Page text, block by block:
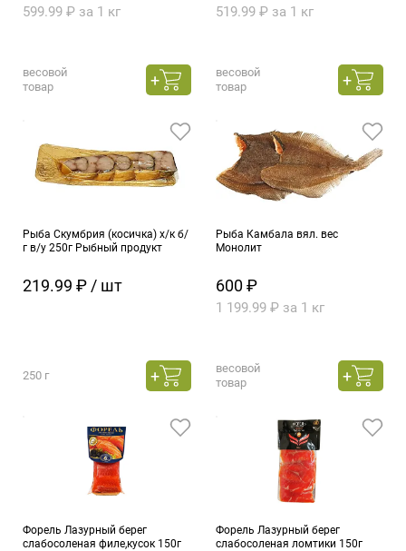
599.99 ₽ за 1 кг
весовой
товар
519.99 ₽ за 1 кг
весовой
товар
Рыба Скумбрия (косичка) х/к б/
г в/у 250г Рыбный продукт
219.99 ₽ / шт
250 г
Рыба Камбала вял. вес
Монолит
600 ₽
1 199.99 ₽ за 1 кг
весовой
товар
Форель Лазурный берег
слабосоленая филе,кусок 150г
Форель Лазурный берег
слабосоленая ломтики 150г